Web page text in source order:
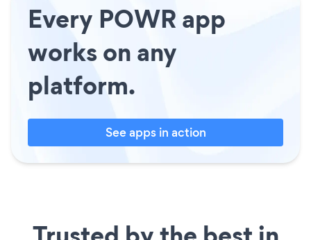
Every POWR app
works on any
platform.
See apps in action